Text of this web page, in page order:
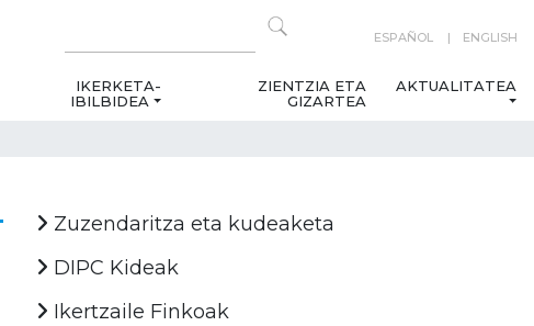
ESPAÑOL ENGLISH
IKERKETA-
IBILBIDEA
ZIENTZIA ETA
GIZARTEA
AKTUALITATEA
Zuzendaritza eta kudeaketa
DIPC Kideak
Ikertzaile Finkoak